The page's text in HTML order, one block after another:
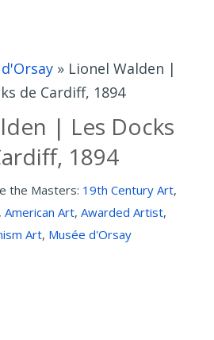
» Lionel Walden |
de Cardiff, 1894
| Les Docks
1894
the Masters: 19th Century Art,
American Art, Awarded Artist,
Art, Musée d'Orsay